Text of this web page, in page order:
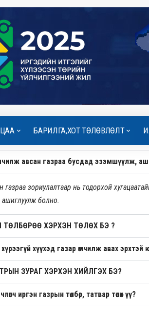
БАРИЛГА,ХОТ ТӨЛӨВЛӨЛТ
авсан газраа бусдад эзэмшүүлж,
газраа зориулалтаар нь тодорхой
болно.
ТӨЛБӨРӨӨ ХЭРХЭН ТӨЛӨХ БЭ ?
хүүхэд газар өмчилж авах эрхтэй
ЗУРАГ ХЭРХЭН ХИЙЛГЭХ БЭ?
иргэн газрын төлбөр, татвар төлөх үү?